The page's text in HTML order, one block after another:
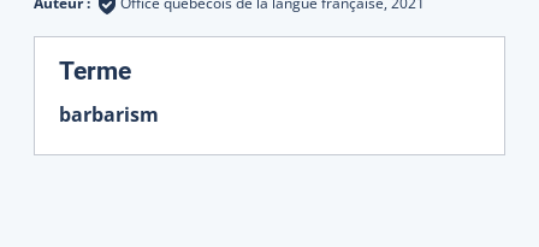
Terme:
barbarism